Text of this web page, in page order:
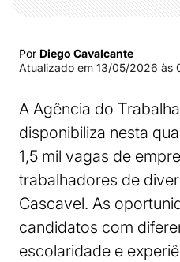
Por Diego Cavalcante
Atualizado em 13/05/2026 às
A Agência do
disponibiliza nesta
1,5 mil vagas de
trabalhadores de
Cascavel. As
candidatos com
escolaridade e